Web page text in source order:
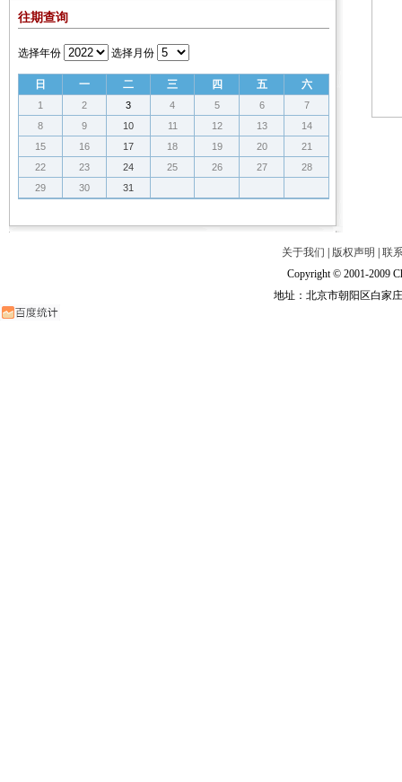
往期查询
选择年份 选择月份
日 一 二 三 四 五 六
1 2 3 4 5 6
7
8
9 10 11 12 13
14
15
16 17 18 19 20
21
22
23 24 25 26 27
28
29
30 31
关于我们 版权声明
联
Copyright © 2001-2009
地址：北京市朝阳区白家